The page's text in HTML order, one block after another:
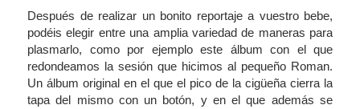
Después de realizar un bonito reportaje a vuestro bebe,
podéis elegir entre una amplia variedad de maneras para
plasmarlo, como por ejemplo este álbum con el que
redondeamos la sesión que hicimos al pequeño Roman.
Un álbum original en el que el pico de la cigüeña cierra la
tapa del mismo con un botón, y en el que además se